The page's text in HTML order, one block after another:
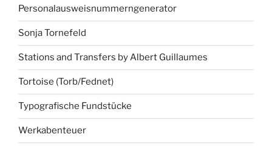
Personalausweisnummerngenerator
Sonja Tornefeld
Stations and Transfers by Albert Guillaumes
Tortoise (Torb/Fednet)
Typografische Fundstücke
Werkabenteuer